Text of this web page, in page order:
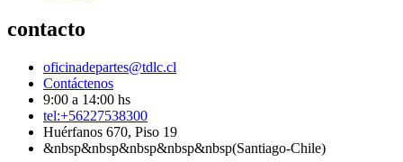
contacto
oficinadepartes@tdlc.cl
Contáctenos
9:00 a 14:00 hs
tel:+56227538300
Huérfanos 670, Piso 19
&nbsp&nbsp&nbsp&nbsp&nbsp(Santiago-Chile)